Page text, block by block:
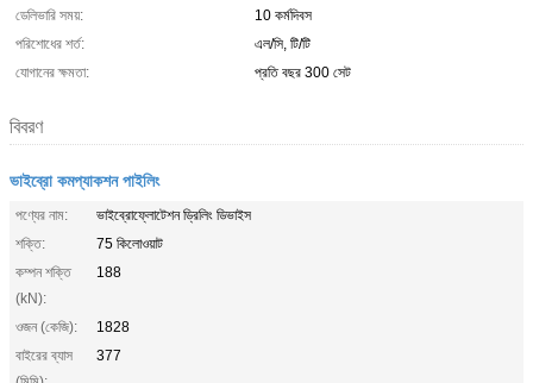
ডেলিভারি সময়:
10 কর্মদিবস
পরিশোধের শর্ত:
এল/সি, টি/টি
যোগানের ক্ষমতা:
প্রতি বছর 300 সেট
বিবরণ
ভাইব্রো কমপ্যাকশন পাইলিং
পণ্যের নাম:
ভাইব্রোফ্লোটেশন ড্রিলিং ডিভাইস
শক্তি:
75 কিলোওয়াট
কম্পন শক্তি
(kN):
188
ওজন (কেজি):
1828
বাইরের ব্যাস
377